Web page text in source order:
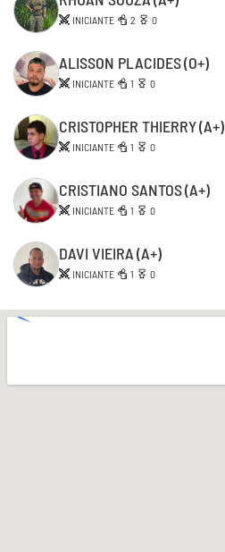
INICIANTE 2 0
ALISSON PLACIDES(O+)
INICIANTE 1 0
CRISTOPHER THIERRY(A+)
INICIANTE 1 0
CRISTIANO SANTOS(A+)
INICIANTE 1 0
DAVI VIEIRA(A+)
INICIANTE 1 0